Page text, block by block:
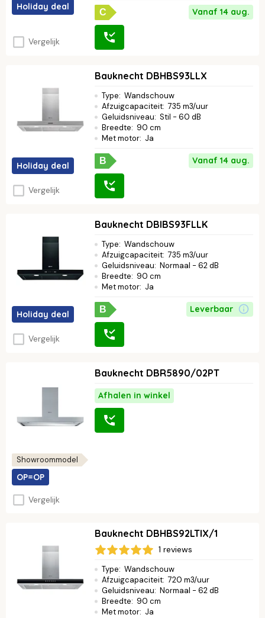
Holiday deal
Vergelijk
C Vanaf 14 aug.
Holiday deal
Vergelijk
Bauknecht DBHBS93LLX
Type: Wandschouw
Afzuigcapaciteit: 735 m3/uur
Geluidsniveau: Stil - 60 dB
Breedte: 90 cm
Met motor: Ja
B Vanaf 14 aug.
Holiday deal
Vergelijk
Bauknecht DBIBS93FLLK
Type: Wandschouw
Afzuigcapaciteit: 735 m3/uur
Geluidsniveau: Normaal - 62 dB
Breedte: 90 cm
Met motor: Ja
B Leverbaar
Showroommodel
OP=OP
Vergelijk
Bauknecht DBR5890/02PT
Afhalen in winkel
Bauknecht DBHBS92LTIX/1
1 reviews
Type: Wandschouw
Afzuigcapaciteit: 720 m3/uur
Geluidsniveau: Normaal - 62 dB
Breedte: 90 cm
Met motor: Ja